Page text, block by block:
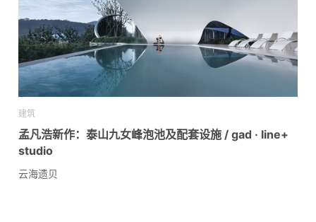
建筑
孟凡浩新作：泰山九女峰泡池及配套设施 / gad · line+
studio
云海遗贝